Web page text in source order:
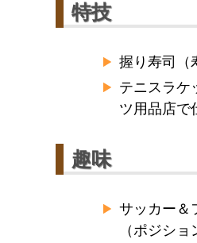
特技
握り寿司（
テニスラケ
ツ用品店で
趣味
サッカー＆
（ポジシ